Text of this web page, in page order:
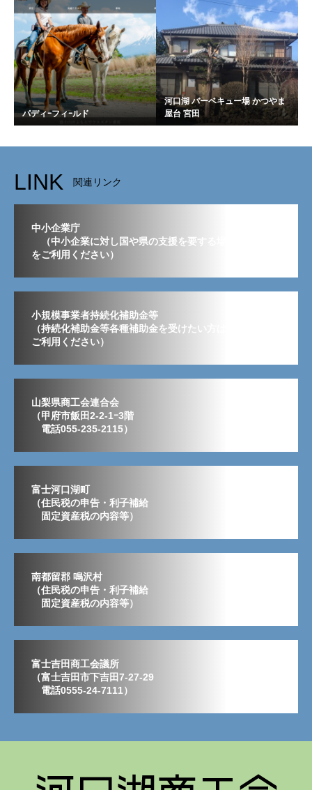
パディｰフィｰルド
河口湖 バーベキュー場 かつやま
屋台 宮田
LINK 関連リンク
中小企業庁
（中小企業に対し国や県の支援を要する場合はこちら
をご利用ください）
小規模事業者持続化補助金等
（持続化補助金等各種補助金を受けたい方はこちらから
ご利用ください）
山梨県商工会連合会
（甲府市飯田2-2-1ｰ3階
電話055-235-2115）
富士河口湖町
（住民税の申告・利子補給
固定資産税の内容等）
南都留郡 鳴沢村
（住民税の申告・利子補給
固定資産税の内容等）
富士吉田商工会議所
（富士吉田市下吉田7-27-29
電話0555-24-7111）